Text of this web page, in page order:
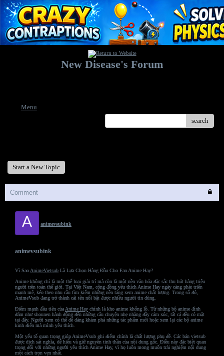
New Disease's Forum
Menu
search
Start a New Topic
Comment
A animevsubink
animevsubink
Vì Sao AnimeVietsub Là Lựa Chọn Hàng Đầu Cho Fan Anime Hay?
Anime không chỉ là một thể loại giải trí mà còn là một nền văn hóa đặc sắc thu hút hàng triệu
người trên toàn thế giới. Tại Việt Nam, cộng đồng yêu thích Anime Hay ngày càng phát triển
mạnh mẽ, kéo theo nhu cầu tìm kiếm những nền tảng xem anime chất lượng. Trong số đó,
AnimeVsub đang trở thành cái tên nổi bật được nhiều người tin dùng.
Điểm mạnh đầu tiên của Anime Hay chính là kho anime khổng lồ. Từ những bộ anime đình
đám như shounen hành động đến những câu chuyện nhẹ nhàng đầy cảm xúc, tất cả đều có mặt
tại đây. Người xem có thể dễ dàng khám phá những tác phẩm mới hoặc xem lại các bộ anime
kinh điển mà mình yêu thích.
Một yếu tố quan trọng giúp AnimeVsub ghi điểm chính là chất lượng phụ đề. Các bản vietsub
được dịch sát nghĩa, dễ hiểu và giữ nguyên tinh thần của nội dung gốc. Điều này đặc biệt quan
trọng đối với những người yêu thích Anime Hay, vì họ luôn mong muốn trải nghiệm nội dung
một cách trọn vẹn nhất.